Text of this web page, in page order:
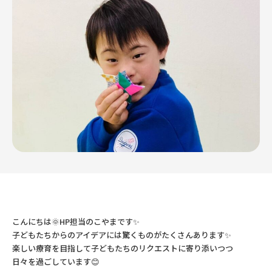
こんにちは🌞HP担当のこやまです✨
子どもたちからのアイデアには驚くものがたくさんあります✨
楽しい療育を目指して子どもたちのリクエストに寄り添いつつ
日々を過ごしています😊